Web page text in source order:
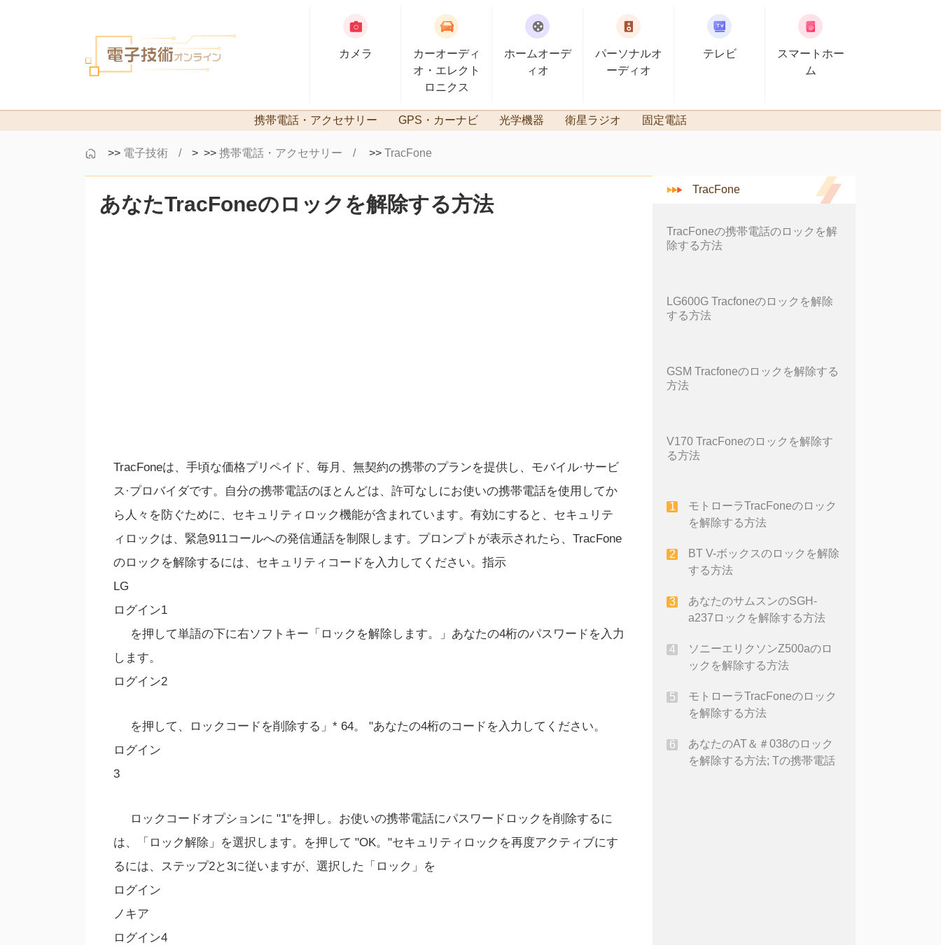
カメラ
カーオーディ
オ・エレクト
ロニクス
ホームオーデ
ィオ
パーソナルオ
ーディオ
テレビ
スマートホー
ム
携帯電話・アクセサリー GPS・カーナビ 光学機器 衛星ラジオ 固定電話
>> 電子技術 > >> 携帯電話・アクセサリー >> TracFone
あなたTracFoneのロックを解除する方法
TracFoneは、手頃な価格プリペイド、毎月、無契約の携帯のプランを提供し、モバイル·サービ
ス·プロバイダです。自分の携帯電話のほとんどは、許可なしにお使いの携帯電話を使用してか
ら人々を防ぐために、セキュリティロック機能が含まれています。有効にすると、セキュリテ
ィロックは、緊急911コールへの発信通話を制限します。プロンプトが表示されたら、TracFone
のロックを解除するには、セキュリティコードを入力してください。指示
LG
ログイン1
を押して単語の下に右ソフトキー「ロックを解除します。」あなたの4桁のパスワードを入力
します。
ログイン2
を押して、ロックコードを削除する」* 64。 "あなたの4桁のコードを入力してください。
ログイン
3
ロックコードオプションに "1"を押し。お使いの携帯電話にパスワードロックを削除するに
は、「ロック解除」を選択します。を押して "OK。"セキュリティロックを再度アクティブにす
るには、ステップ2と3に従いますが、選択した「ロック」を
ログイン
ノキア
ログイン4
TracFone
TracFoneの携帯電話のロックを解
除する方法
LG600G Tracfoneのロックを解除
する方法
GSM Tracfoneのロックを解除する
方法
V170 TracFoneのロックを解除す
る方法
モトローラTracFoneのロック
を解除する方法
BT V-ボックスのロックを解除
する方法
あなたのサムスンのSGH-
a237ロックを解除する方法
ソニーエリクソンZ500aのロ
ックを解除する方法
モトローラTracFoneのロック
を解除する方法
あなたのAT＆＃038のロック
を解除する方法; Tの携帯電話